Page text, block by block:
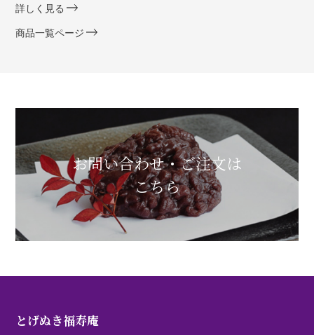
詳しく見る
商品一覧ページ
お問い合わせ・ご注文は
こちら
とげぬき福寿庵